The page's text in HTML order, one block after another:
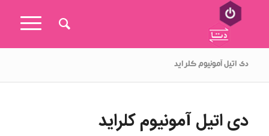
دی اتیل آمونیوم کلراید
دی اتیل آمونیوم کلراید